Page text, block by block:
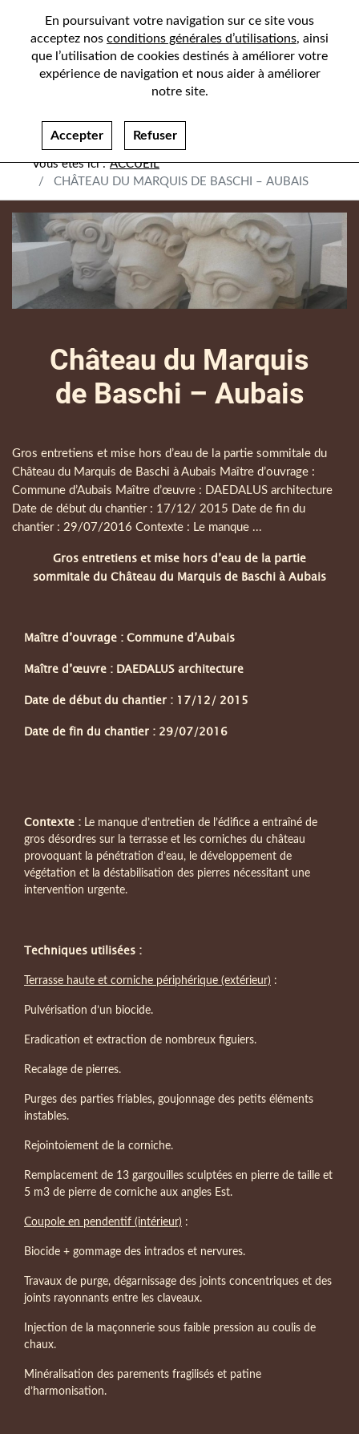
En poursuivant votre navigation sur ce site vous
acceptez nos conditions générales d’utilisations, ainsi
que l’utilisation de cookies destinés à améliorer votre
expérience de navigation et nous aider à améliorer
notre site.
Accepter Refuser
ACCUEIL
CHÂTEAU DU MARQUIS DE BASCHI – AUBAIS
Bannière
Château du Marquis
de Baschi – Aubais
Corps
Gros entretiens et mise hors d’eau de la partie sommitale du
Château du Marquis de Baschi à Aubais Maître d’ouvrage :
Commune d’Aubais Maître d’œuvre : DAEDALUS architecture
Date de début du chantier : 17/12/ 2015 Date de fin du
chantier : 29/07/2016 Contexte : Le manque ...
ParagraphesGros entretiens et mise hors d’eau de la partie
sommitale du Château du Marquis de Baschi à Aubais
Maître d’ouvrage : Commune d’Aubais
Maître d’œuvre : DAEDALUS architecture
Date de début du chantier : 17/12/ 2015
Date de fin du chantier : 29/07/2016
Contexte : Le manque d’entretien de l’édifice a entraîné de
gros désordres sur la terrasse et les corniches du château
provoquant la pénétration d’eau, le développement de
végétation et la déstabilisation des pierres nécessitant une
intervention urgente.
Techniques utilisées :
Terrasse haute et corniche périphérique (extérieur) :
Pulvérisation d’un biocide.
Eradication et extraction de nombreux figuiers.
Recalage de pierres.
Purges des parties friables, goujonnage des petits éléments
instables.
Rejointoiement de la corniche.
Remplacement de 13 gargouilles sculptées en pierre de taille et
5 m3 de pierre de corniche aux angles Est.
Coupole en pendentif (intérieur) :
Biocide + gommage des intrados et nervures.
Travaux de purge, dégarnissage des joints concentriques et des
joints rayonnants entre les claveaux.
Injection de la maçonnerie sous faible pression au coulis de
chaux.
Minéralisation des parements fragilisés et patine
d’harmonisation.